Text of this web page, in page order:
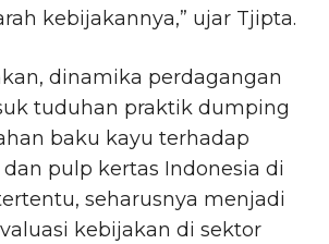
kebijakannya,” ujar Tjipta.
dinamika perdagangan
tuduhan praktik dumping
baku kayu terhadap
pulp kertas Indonesia di
seharusnya menjadi
kebijakan di sektor